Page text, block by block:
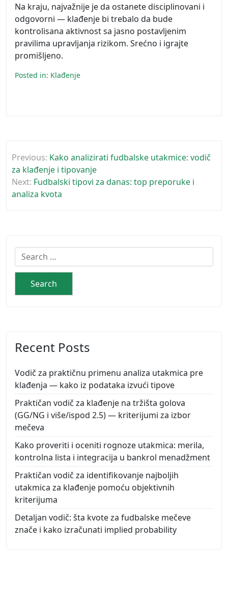
Na kraju, najvažnije je da ostanete disciplinovani i
odgovorni — klađenje bi trebalo da bude
kontrolisana aktivnost sa jasno postavljenim
pravilima upravljanja rizikom. Srećno i igrajte
promišljeno.
Posted in: Klađenje
navigation
Previous: Kako analizirati fudbalske utakmice: vodič
za klađenje i tipovanje
Next: Fudbalski tipovi za danas: top preporuke i
analiza kvota
Search
for:
Recent Posts
Vodič za praktičnu primenu analiza utakmica pre
klađenja — kako iz podataka izvući tipove
Praktičan vodič za klađenje na tržišta golova
(GG/NG i više/ispod 2.5) — kriterijumi za izbor
mečeva
Kako proveriti i oceniti rognoze utakmica: merila,
kontrolna lista i integracija u bankrol menadžment
Praktičan vodič za identifikovanje najboljih
utakmica za klađenje pomoću objektivnih
kriterijuma
Detaljan vodič: šta kvote za fudbalske mečeve
znače i kako izračunati implied probability